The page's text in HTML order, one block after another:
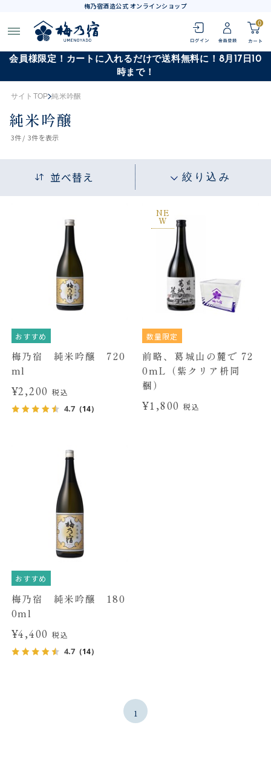
梅乃宿酒造公式 オンラインショップ
0
会員様限定！カートに入れるだけで送料無料に！8月17日10
時まで！
サイトTOP 純米吟醸
純米吟醸
3件 / 3件を表示
並べ替え 絞り込み
おすすめ
梅乃宿 純米吟醸 720
ml
¥2,200税込
4.7（14）
NE
W
数量限定
前略、葛城山の麓で 72
0mL（紫クリア枡同
梱）
¥1,800 税込
おすすめ
梅乃宿 純米吟醸 180
0ml
¥4,400税込
4.7（14）
1